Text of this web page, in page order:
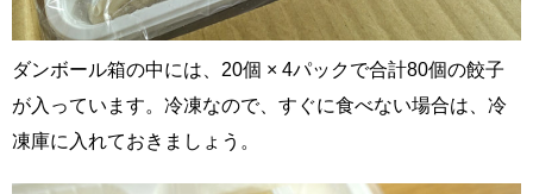
ダンボール箱の中には、20個 × 4パックで合計80個の餃子
が入っています。冷凍なので、すぐに食べない場合は、冷
凍庫に入れておきましょう。